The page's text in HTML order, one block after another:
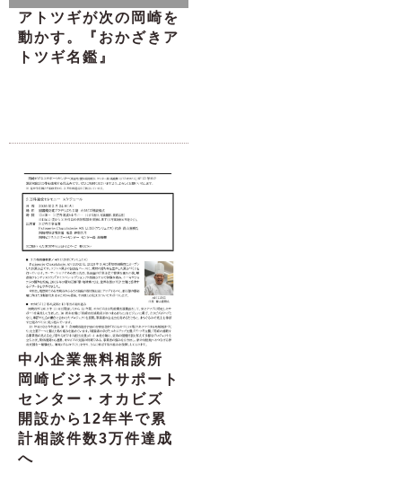
アトツギが次の岡崎を
動かす。『おかざきア
トツギ名鑑』
中小企業無料相談所
岡崎ビジネスサポート
センター・オカビズ
開設から12年半で累
計相談件数3万件達成
へ